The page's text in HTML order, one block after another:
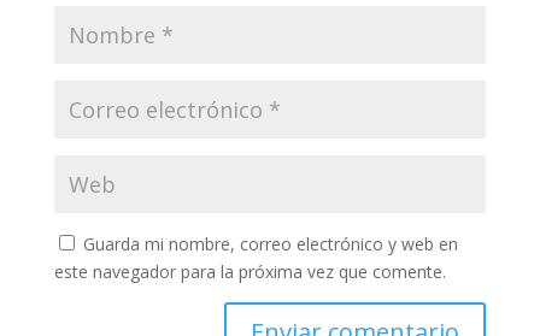
Guarda mi nombre, correo electrónico y web en
este navegador para la próxima vez que comente.